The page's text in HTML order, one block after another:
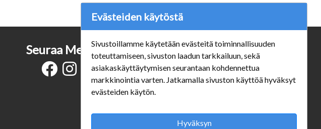
Verkkokauppa
#Yhteiskuntavastuu
#porvoonsithlord
Mannerheiminkatu 10 Aukioloajat:
Seuraa Meitä
Evästeiden käytöstä
Sivustoillamme käytetään evästeitä toiminnallisuuden
toteuttamiseen, sivuston laadun tarkkailuun, sekä
asiakaskäyttäytymisen seurantaan kohdennettua
markkinointia varten. Jatkamalla sivuston käyttöä hyväksyt
evästeiden käytön.
Hyväksyn